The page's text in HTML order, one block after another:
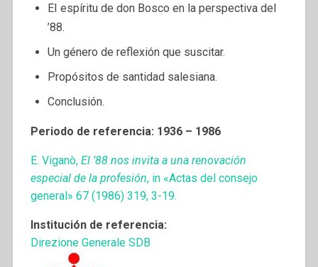
EI espíritu de don Bosco en la perspectiva del
’88.
Un género de reflexión que suscitar.
Propósitos de santidad salesiana.
Conclusión.
Periodo de referencia: 1936 – 1986
E. Viganò, El ’88 nos invita a una renovación
especial de la profesión, in «Actas del consejo
general» 67 (1986) 319, 3-19.
Institución de referencia:
Direzione Generale SDB